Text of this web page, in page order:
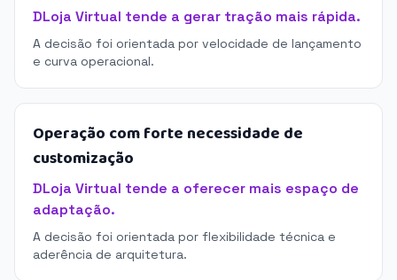
DLoja Virtual tende a gerar tração mais rápida.
A decisão foi orientada por velocidade de lançamento
e curva operacional.
Operação com forte necessidade de
customização
DLoja Virtual tende a oferecer mais espaço de
adaptação.
A decisão foi orientada por flexibilidade técnica e
aderência de arquitetura.